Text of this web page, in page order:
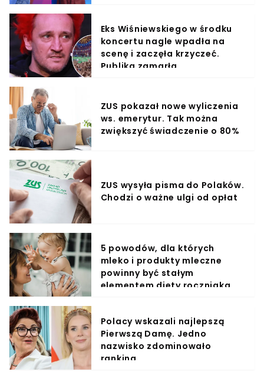
Eks Wiśniewskiego w środku
koncertu nagle wpadła na
scenę i zaczęła krzyczeć.
Publika zamarła
ZUS pokazał nowe wyliczenia
ws. emerytur. Tak można
zwiększyć świadczenie o 80%
ZUS wysyła pisma do Polaków.
Chodzi o ważne ulgi od opłat
5 powodów, dla których
mleko i produkty mleczne
powinny być stałym
elementem diety roczniaka
Polacy wskazali najlepszą
Pierwszą Damę. Jedno
nazwisko zdominowało
ranking